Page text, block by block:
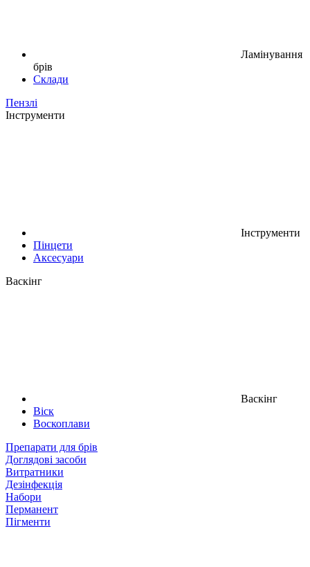
Ламінування
брів
Склади
Пензлі
Інструменти
Інструменти
Пінцети
Аксесуари
Васкінг
Васкінг
Віск
Воскоплави
Препарати для брів
Доглядові засоби
Витратники
Дезінфекція
Набори
Перманент
Пігменти